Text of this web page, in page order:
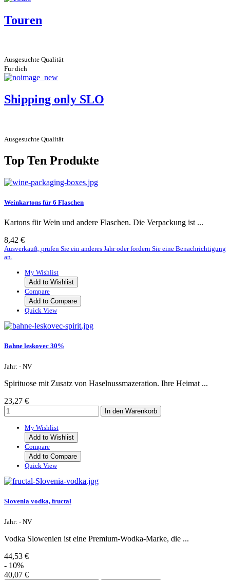
Touren
Ausgesuchte Qualität
Für dich
Shipping only SLO
Ausgesuchte Qualität
Top Ten Produkte
Weinkartons für 6 Flaschen
Kartons für Wein und andere Flaschen. Die Verpackung ist ...
8,42 €
Ausverkauft, prüfen Sie ein anderes Jahr oder fordern Sie eine Benachrichtigung
an.
My Wishlist
Add to Wishlist
Compare
Add to Compare
Quick View
Bahne leskovec 30%
Jahr: - NV
Spirituose mit Zusatz von Haselnussmazeration. Ihre Heimat ...
23,27 €
My Wishlist
Add to Wishlist
Compare
Add to Compare
Quick View
Slovenia vodka, fructal
Jahr: - NV
Vodka Slowenien ist eine Premium-Wodka-Marke, die ...
44,53 €
- 10%
40,07 €